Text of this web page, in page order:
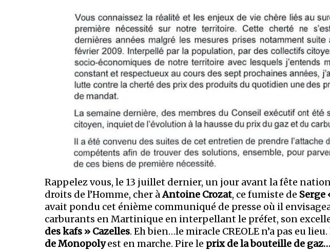
Rappelez vous, le 13 juillet dernier, un jour avant la fête
droits de l’Homme, cher àAntoine Crozat, ce fumiste de Serge
avait pondu cet énième communiqué de presse où il
carburants en Martinique en interpellant le préfet, son
des kafs » Cazelles. Eh bien…le miracle CREOLE n’a pas eu lieu.
de Monopolyest en marche. Pire le prix de la bouteille de